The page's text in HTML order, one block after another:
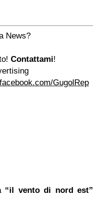
News?
Contattami!
facebook.com/GugolRep
“il vento di nord est”